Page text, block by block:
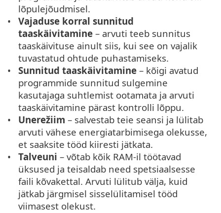
lõpulejõudmisel.
Vajaduse korral sunnitud
taaskäivitamine – arvuti teeb sunnitus
taaskäivituse ainult siis, kui see on vajalik
tuvastatud ohtude puhastamiseks.
Sunnitud taaskäivitamine – kõigi avatud
programmide sunnitud sulgemine
kasutajaga suhtlemist ootamata ja arvuti
taaskäivitamine pärast kontrolli lõppu.
Unerežiim – salvestab teie seansi ja lülitab
arvuti vähese energiatarbimisega olekusse,
et saaksite tööd kiiresti jätkata.
Talveuni – võtab kõik RAM-il töötavad
üksused ja teisaldab need spetsiaalsesse
faili kõvakettal. Arvuti lülitub välja, kuid
jätkab järgmisel sisselülitamisel tööd
viimasest olekust.